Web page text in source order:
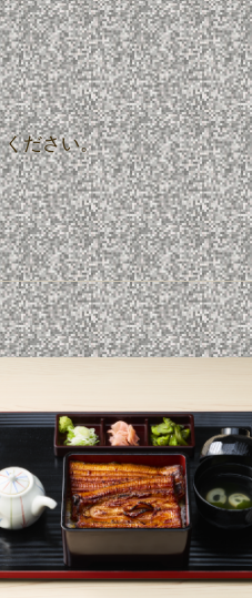
ださい。